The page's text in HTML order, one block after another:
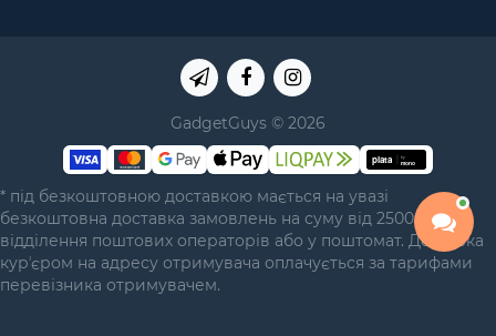
GadgetGuys © 2026
* під безкоштовною доставкою мається на увазі
безкоштовна доставка замовлень на суму від 2500 грн у
відділення поштових операторів або у поштомат. Доставка
курʼєром на адресу отримувача оплачується за тарифами
перевізника отримувачем.